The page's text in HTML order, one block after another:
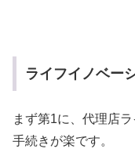
ライフイノベー
まず第1に、代理店
手続きが楽です。